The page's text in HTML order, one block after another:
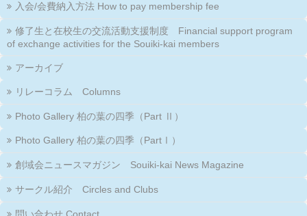
入会/会費納入方法 How to pay membership fee
修了生と在校生の交流活動支援制度 Financial support program
of exchange activities for the Souiki-kai members
アーカイブ
リレーコラム Columns
Photo Gallery 柏の葉の四季（Part Ⅱ）
Photo Gallery 柏の葉の四季（PartⅠ）
創域会ニュースマガジン Souiki-kai News Magazine
サークル紹介 Circles and Clubs